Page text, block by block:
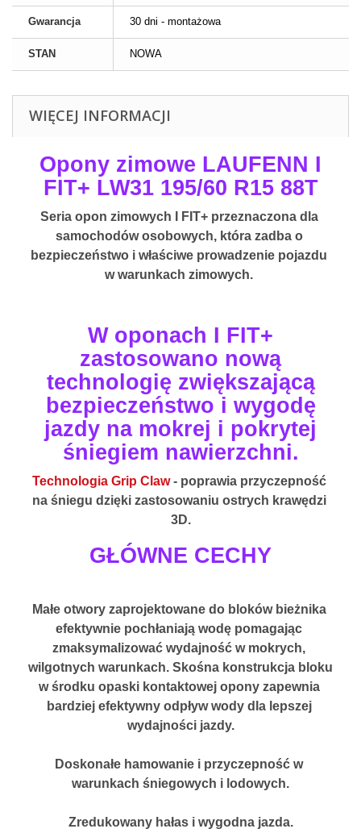
Gwarancja 30 dni - montażowa
STAN NOWA
WIĘCEJ INFORMACJI
Opony zimowe LAUFENN I
FIT+ LW31 195/60 R15 88T
Seria opon zimowych I FIT+ przeznaczona dla
samochodów osobowych, która zadba o
bezpieczeństwo i właściwe prowadzenie pojazdu
w warunkach zimowych.
W oponach I FIT+
zastosowano nową
technologię zwiększającą
bezpieczeństwo i wygodę
jazdy na mokrej i pokrytej
śniegiem nawierzchni.
Technologia Grip Claw - poprawia przyczepność
na śniegu dzięki zastosowaniu ostrych krawędzi
3D.
GŁÓWNE CECHY
Małe otwory zaprojektowane do bloków bieżnika
efektywnie pochłaniają wodę pomagając
zmaksymalizować wydajność w mokrych,
wilgotnych warunkach. Skośna konstrukcja bloku
w środku opaski kontaktowej opony zapewnia
bardziej efektywny odpływ wody dla lepszej
wydajności jazdy.
Doskonałe hamowanie i przyczepność w
warunkach śniegowych i lodowych.
Zredukowany hałas i wygodna jazda.